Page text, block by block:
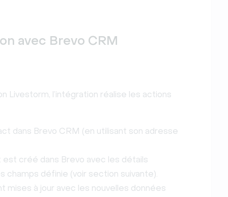
avec Brevo CRM
Livestorm, l’intégration réalise les actions
dans Brevo CRM (en utilisant son adresse
est créé dans Brevo avec les détails
champs définie (voir section suivante).
mises à jour avec les nouvelles données